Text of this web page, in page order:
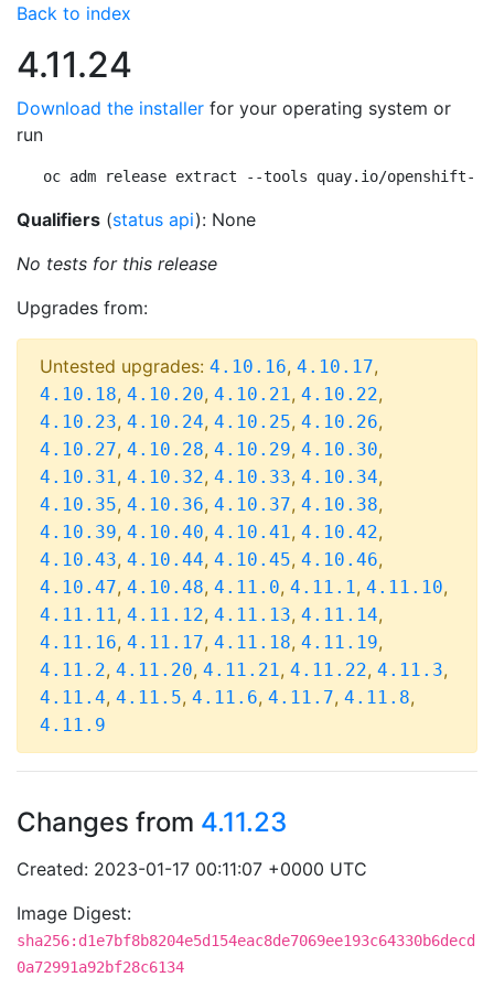
Back to index
4.11.24
Download the installer for your operating system or
run
oc adm release extract --tools quay.io/openshift-
Qualifiers (status api): None
No tests for this release
Upgrades from:
Untested upgrades: 4.10.16, 4.10.17,
4.10.18, 4.10.20, 4.10.21, 4.10.22,
4.10.23, 4.10.24, 4.10.25, 4.10.26,
4.10.27, 4.10.28, 4.10.29, 4.10.30,
4.10.31, 4.10.32, 4.10.33, 4.10.34,
4.10.35, 4.10.36, 4.10.37, 4.10.38,
4.10.39, 4.10.40, 4.10.41, 4.10.42,
4.10.43, 4.10.44, 4.10.45, 4.10.46,
4.10.47, 4.10.48, 4.11.0, 4.11.1, 4.11.10,
4.11.11, 4.11.12, 4.11.13, 4.11.14,
4.11.16, 4.11.17, 4.11.18, 4.11.19,
4.11.2, 4.11.20, 4.11.21, 4.11.22, 4.11.3,
4.11.4, 4.11.5, 4.11.6, 4.11.7, 4.11.8,
4.11.9
Changes from 4.11.23
Created: 2023-01-17 00:11:07 +0000 UTC
Image Digest:
sha256:d1e7bf8b8204e5d154eac8de7069ee193c64330b6decd
0a72991a92bf28c6134